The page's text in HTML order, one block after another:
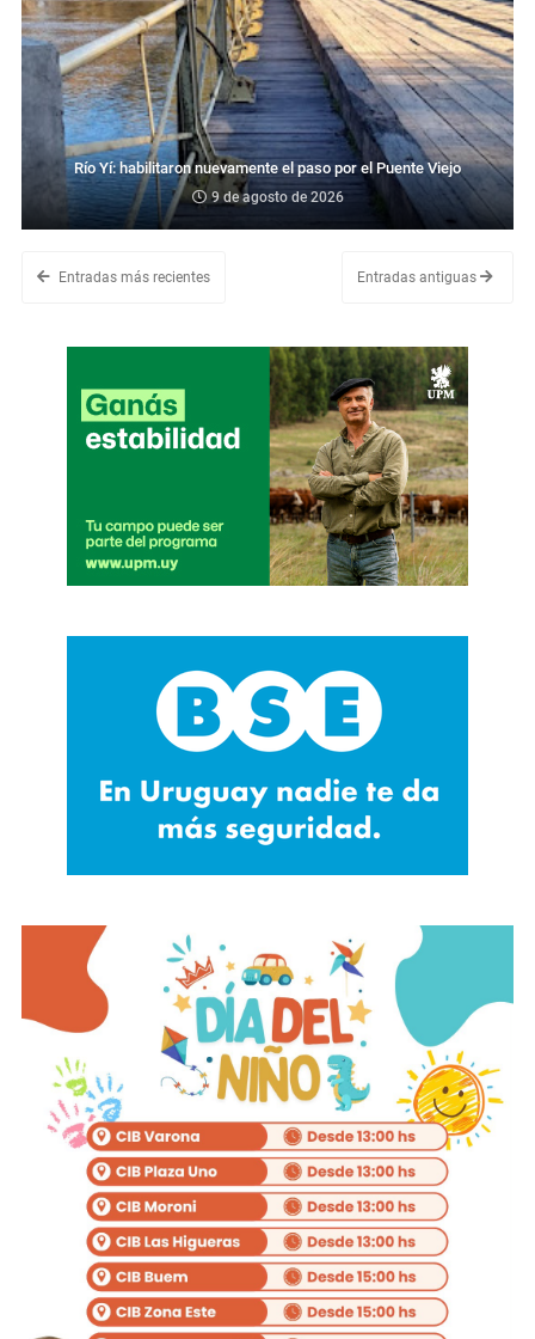
Río Yí: habilitaron nuevamente el paso por el Puente Viejo
9 de agosto de 2026
Entradas más recientes Entradas antiguas